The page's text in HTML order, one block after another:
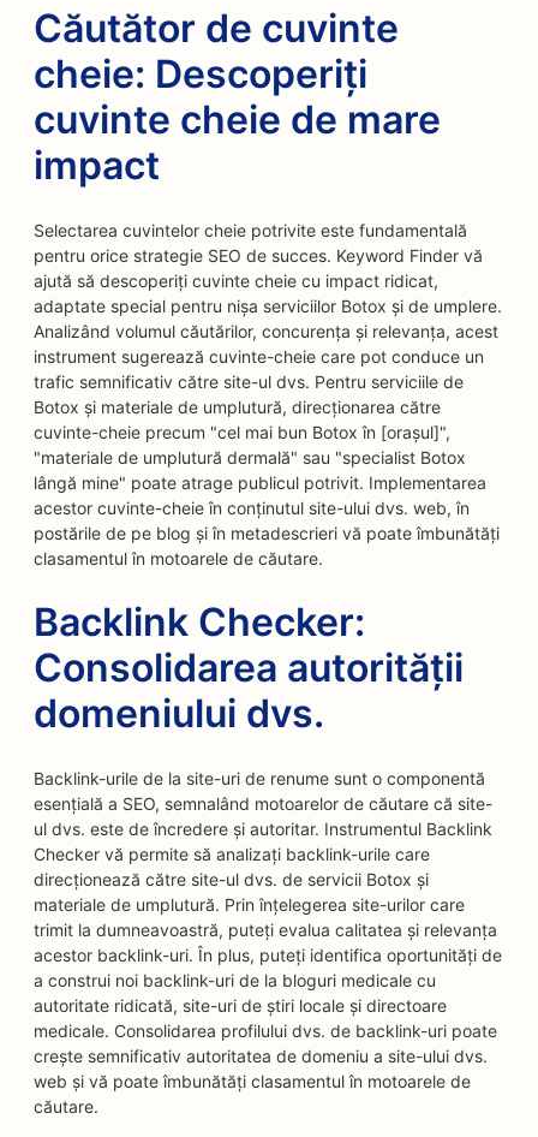
Căutător de cuvinte
cheie: Descoperiți
cuvinte cheie de mare
impact
Selectarea cuvintelor cheie potrivite este fundamentală
pentru orice strategie SEO de succes. Keyword Finder vă
ajută să descoperiți cuvinte cheie cu impact ridicat,
adaptate special pentru nișa serviciilor Botox și de umplere.
Analizând volumul căutărilor, concurența și relevanța, acest
instrument sugerează cuvinte-cheie care pot conduce un
trafic semnificativ către site-ul dvs. Pentru serviciile de
Botox și materiale de umplutură, direcționarea către
cuvinte-cheie precum "cel mai bun Botox în [orașul]",
"materiale de umplutură dermală" sau "specialist Botox
lângă mine" poate atrage publicul potrivit. Implementarea
acestor cuvinte-cheie în conținutul site-ului dvs. web, în
postările de pe blog și în metadescrieri vă poate îmbunătăți
clasamentul în motoarele de căutare.
Backlink Checker:
Consolidarea autorității
domeniului dvs.
Backlink-urile de la site-uri de renume sunt o componentă
esențială a SEO, semnalând motoarelor de căutare că site-
ul dvs. este de încredere și autoritar. Instrumentul Backlink
Checker vă permite să analizați backlink-urile care
direcționează către site-ul dvs. de servicii Botox și
materiale de umplutură. Prin înțelegerea site-urilor care
trimit la dumneavoastră, puteți evalua calitatea și relevanța
acestor backlink-uri. În plus, puteți identifica oportunități de
a construi noi backlink-uri de la bloguri medicale cu
autoritate ridicată, site-uri de știri locale și directoare
medicale. Consolidarea profilului dvs. de backlink-uri poate
crește semnificativ autoritatea de domeniu a site-ului dvs.
web și vă poate îmbunătăți clasamentul în motoarele de
căutare.